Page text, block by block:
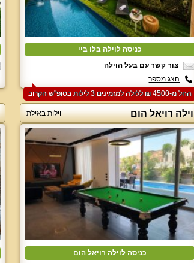
כניסה לוילה בלו ביי
צור קשר עם בעל הוילה
הצג מספר
החל מ-‏4500 ₪ ללילה למזמינים 3 לילות בסופ"ש הקרוב
וילה רויאל הום וילות באילת
כניסה לוילה רויאל הום